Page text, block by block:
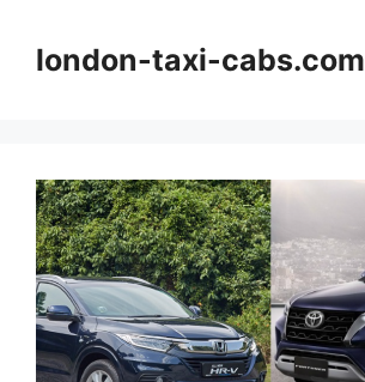
london-taxi-cabs.com